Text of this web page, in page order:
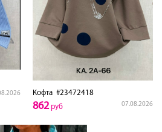
Кофта #23472418
07.08.2026
862руб